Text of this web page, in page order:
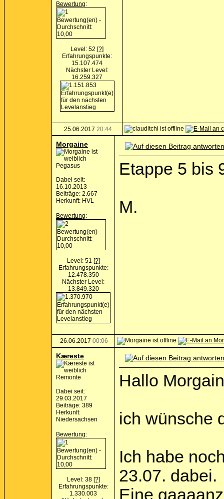
Bewertung:
Level: 52 [?]
Erfahrungspunkte:
15.107.474
Nächster Level:
16.259.327
25.06.2017 20:44
Morgaine
Pegasus
Dabei seit:
16.10.2013
Beiträge: 2.667
Herkunft: HVL
Bewertung:
Level: 51 [?]
Erfahrungspunkte:
12.478.350
Nächster Level:
13.849.320
Etappe 5 bis
M.
26.06.2017 00:06
Kæreste
Remonte
Dabei seit:
29.03.2017
Beiträge: 389
Herkunft:
Niedersachsen
Bewertung:
Level: 38 [?]
Erfahrungspunkte:
1.330.003
Hallo
ich wünsche
Ich habe
23.07. dabei.
Eine